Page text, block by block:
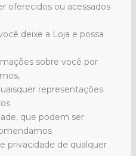
oferecidos ou acessados
deixe a Loja e possa
sobre você por
representações
que podem ser
privacidade de qualquer